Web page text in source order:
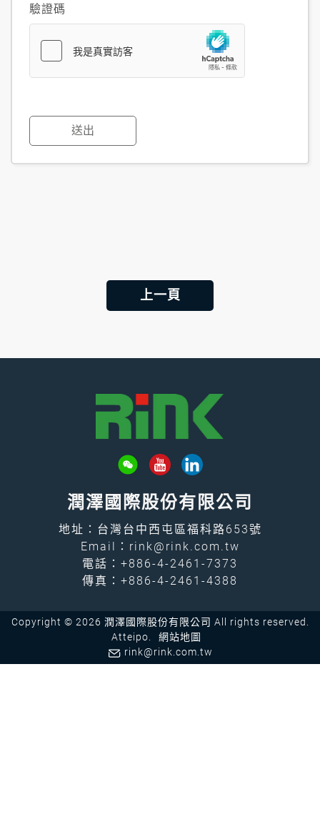
驗證碼
送出
上一頁
潤澤國際股份有限公司
地址：台灣台中西屯區福科路653號
Email： rink@rink.com.tw
電話： +886-4-2461-7373
傳真：+886-4-2461-4388
Copyright © 2026 潤澤國際股份有限公司 All rights reserved.
Atteipo.
網站地圖
rink@rink.com.tw